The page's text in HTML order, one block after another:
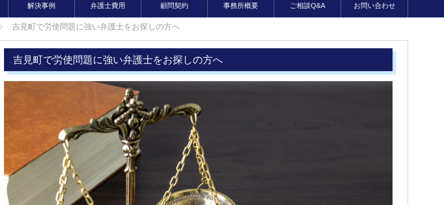
解決事例 弁護士費用 顧問契約 事務所概要 ご相談Q&A お問い合わせ
吉見町で労使問題に強い弁護士をお探しの方へ
吉見町で労使問題に強い弁護士をお探しの方へ